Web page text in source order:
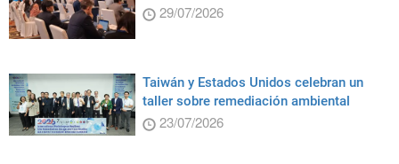
29/07/2026
Taiwán y Estados Unidos celebran un
taller sobre remediación ambiental
23/07/2026